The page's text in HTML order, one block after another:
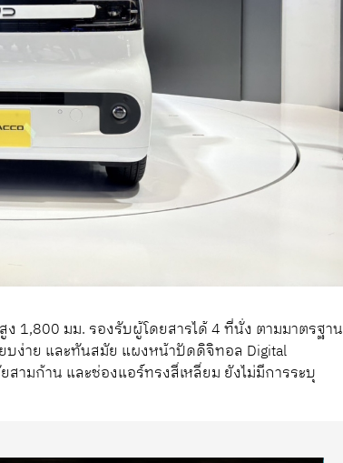
1,800 มม. รองรับผู้โดยสารได้ 4 ที่นั่ง ตามมาตรฐาน
บง่าย และทันสมัย แผงหน้าปัดดิจิทอล Digital
ามก้าน และช่องแอร์ทรงสี่เหลี่ยม ยังไม่มีการระบุ